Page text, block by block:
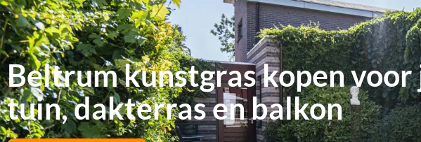
Beltrum kunstgras kopen voor
tuin, dakterras en balkon